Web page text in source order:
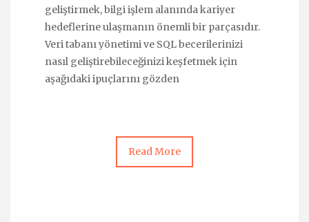
geliştirmek, bilgi işlem alanında kariyer
hedeflerine ulaşmanın önemli bir parçasıdır.
Veri tabanı yönetimi ve SQL becerilerinizi
nasıl geliştirebileceğinizi keşfetmek için
aşağıdaki ipuçlarını gözden
Read More